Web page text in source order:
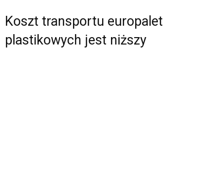
Koszt transportu europalet
plastikowych jest niższy